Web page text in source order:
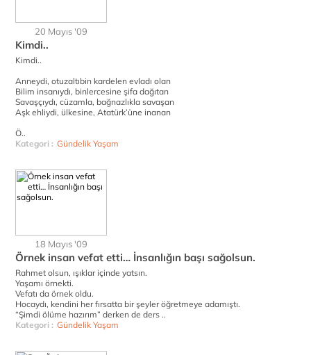
20 Mayıs '09
Kimdi..
Kimdi..
Anneydi, otuzaltıbin kardelen evladı olan
Bilim insanıydı, binlercesine şifa dağıtan
Savaşçıydı, cüzamla, bağnazlıkla savaşan
Aşk ehliydi, ülkesine, Atatürk’üne inanan
Ö..
Kategori : Gündelik Yaşam
18 Mayıs '09
Örnek insan vefat etti… İnsanlığın başı sağolsun.
Rahmet olsun, ışıklar içinde yatsın.
Yaşamı örnekti.
Vefatı da örnek oldu.
Hocaydı, kendini her fırsatta bir şeyler öğretmeye adamıştı.
“Şimdi ölüme hazırım” derken de ders ..
Kategori : Gündelik Yaşam